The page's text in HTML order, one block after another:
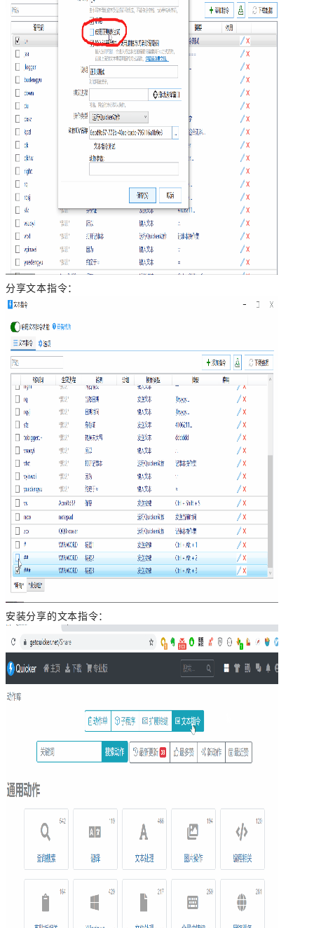
分享文本指令：
安装分享的文本指令：